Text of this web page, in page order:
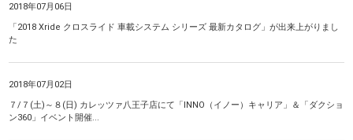
2018年07月06日
「2018 Xride クロスライド 車載システム シリーズ 最新カタログ」が出来上がりまし
た
2018年07月02日
７/７(土)～８(日) カレッツァ八王子店にて「INNO（イノー）キャリア」＆「ダクショ
ン360」イベント開催...